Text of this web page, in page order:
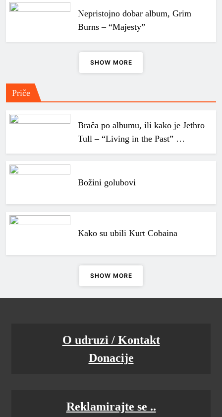
Nepristojno dobar album, Grim
Burns – “Majesty”
SHOW MORE
Priče
Brača po albumu, ili kako je Jethro
Tull – “Living in the Past” …
Božini golubovi
Kako su ubili Kurt Cobaina
SHOW MORE
O udruzi / Kontakt
Donacije
Reklamirajte se ..